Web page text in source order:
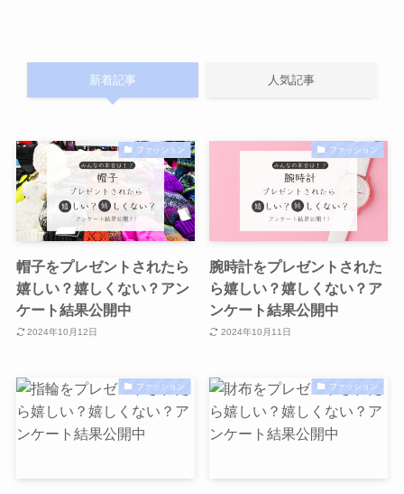
新着記事 人気記事
ファッション
帽子をプレゼントされたら
嬉しい？嬉しくない？アン
ケート結果公開中
2024年10月12日
ファッション
腕時計をプレゼントされた
ら嬉しい？嬉しくない？ア
ンケート結果公開中
2024年10月11日
ファッション ファッション